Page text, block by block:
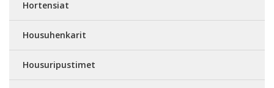
Hortensiat
Housuhenkarit
Housuripustimet